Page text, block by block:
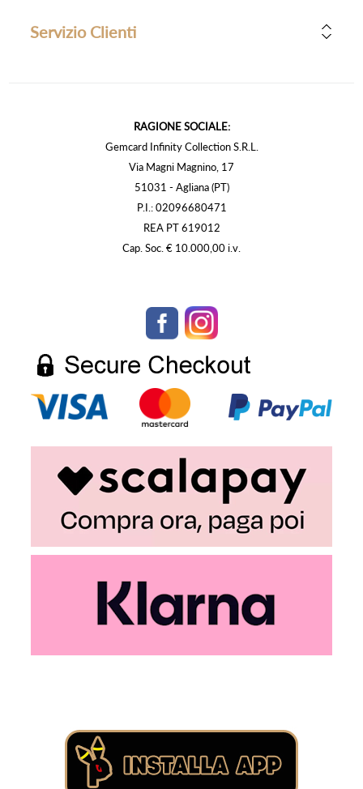
Servizio Clienti
RAGIONE SOCIALE:
Gemcard Infinity Collection S.R.L.
Via Magni Magnino, 17
51031 - Agliana (PT)
P.I.: 02096680471
REA PT 619012
Cap. Soc. € 10.000,00 i.v.